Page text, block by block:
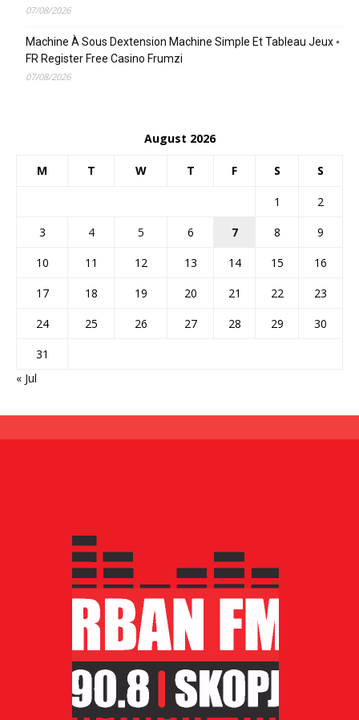
07/08/2026
Machine À Sous Dextension Machine Simple Et Tableau Jeux ◦
FR Register Free Casino Frumzi
07/08/2026
August 2026
M T W T F S S
1
2
3
4 5 6 7 8
9
10
11 12 13 14 15
16
17
18 19 20 21 22
23
24
25 26 27 28 29
30
31
« Jul